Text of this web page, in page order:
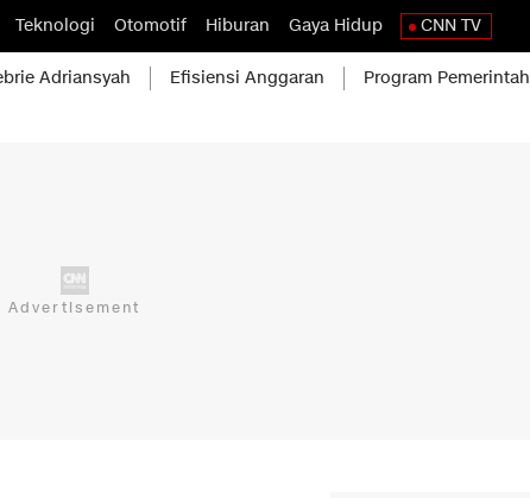
Teknologi Otomotif Hiburan Gaya Hidup CNN TV
Adriansyah Efisiensi Anggaran Program Pemerintah